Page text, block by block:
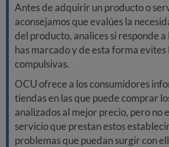
Antes de adquirir un producto o
aconsejamos que evalúes la
del producto, analices si responde
has marcado y de esta forma evites
compulsivas.
OCU ofrece a los consumidores
tiendas en las que puede comprar
analizados al mejor precio, pero no
servicio que prestan estos
problemas que puedan surgir con